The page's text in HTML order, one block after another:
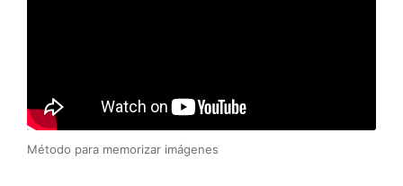
Método para memorizar imágenes